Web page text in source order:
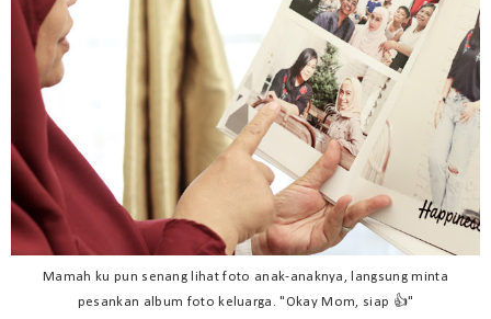
Mamah ku pun senang lihat foto anak-anaknya, langsung minta
pesankan album foto keluarga. "Okay Mom, siap 👍"